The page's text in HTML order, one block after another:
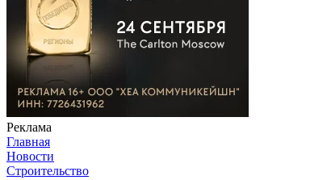
Реклама
Главная
Новости
Строительство